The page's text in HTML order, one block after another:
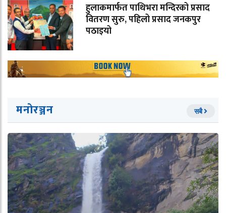
हुलाकमार्फत पाथिभरा मन्दिरको प्रसाद
वितरण सुरु, पहिलो प्रसाद जनकपुर
पठाइयो
मनोरञ्जन सबै